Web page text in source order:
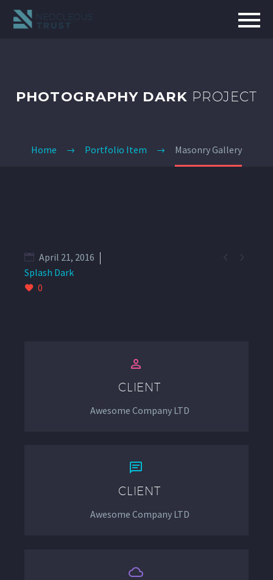
PHOTOGRAPHY DARK PROJECT
Home Portfolio Item Masonry Gallery
 
April 21, 2016
Splash Dark
0


CLIENT
Awesome Company LTD


CLIENT
Awesome Company LTD

